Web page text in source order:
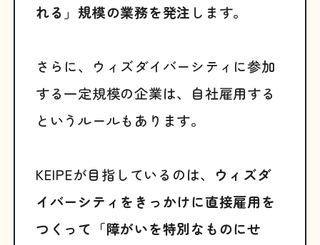
れる」規模の業務を発注 します。
さらに、ウィズダイバーシティに参加
する一定規模の企業は、自社雇用する
というルールもあります。
KEIPEが目指しているのは、 ウィズダ
イバーシティをきっかけに直接雇用を
つくって「障がいを特別なものにせ